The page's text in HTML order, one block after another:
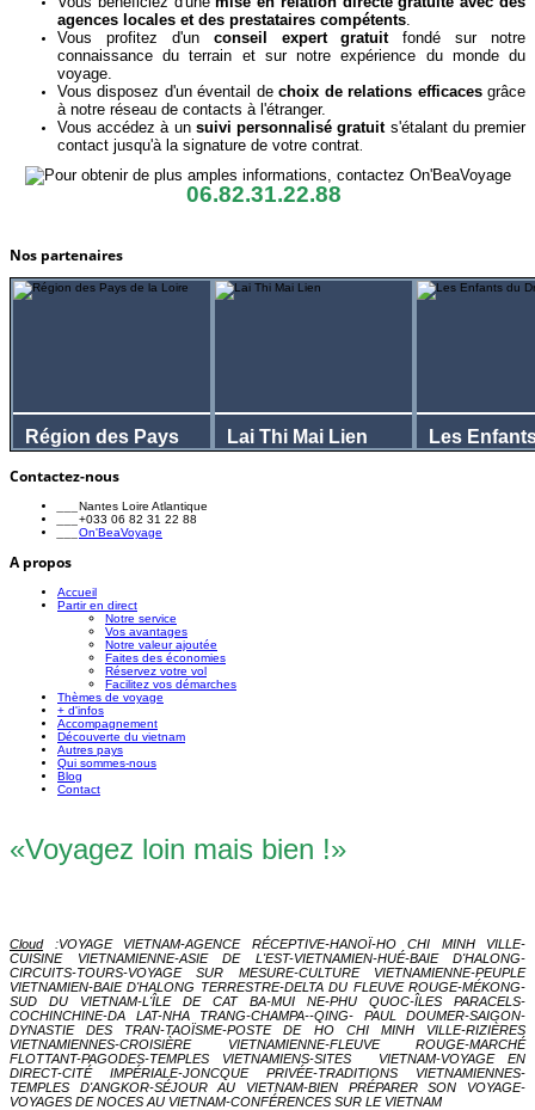
agences locales et des prestataires compétents
Vous profitez d'un conseil expert gratuitfondé sur notre
connaissance du terrain et sur notre expérience du monde du
voyage.
Vous disposez d'un éventail dechoix de relations efficacesgrâce
à notre réseau de contacts à l'étranger.
Vous accédez à un suivi personnalisé gratuits'étalant du premier
contact jusqu'à la signature de votre contrat
06.82.31.22.88
Nos partenaires
Région des Pays
de la Loire
Visitez leur site ...
Lai Thi Mai Lien
Les
Dragon
Contactez-nous
Nantes Loire Atlantique
+033 06 82 31 22 88
On'BeaVoyage
A propos
Accueil
Partir en direct
Notre service
Vos avantages
Notre valeur ajoutée
Faites des économies
Réservez votre vol
Facilitez vos démarches
Thèmes de voyage
+ d'infos
Accompagnement
Découverte du vietnam
Autres pays
Qui sommes-nous
Blog
Contact
«Voyagez loin mais bien !»
Cloud:VOYAGE VIETNAM-AGENCE RÉCEPTIVE-HANOÏ-HO CHI MINH VILLE-
CUISINE VIETNAMIENNE-ASIE DE L'EST-VIETNAMIEN-HUÉ-BAIE D'HALONG-
CIRCUITS-TOURS-VOYAGE SUR MESURE-CULTURE VIETNAMIENNE-PEUPLE
VIETNAMIEN-BAIE D'HALONG TERRESTRE-DELTA DU FLEUVE ROUGE-MÉKONG-
SUD DU VIETNAM-L'ÎLE DE CAT BA-MUI NE-PHU QUOC-ÎLES PARACELS-
COCHINCHINE-DA LAT-NHA TRANG-CHAMPA--QING- PAUL DOUMER-SAIGON-
DYNASTIE DES TRAN-TAOÏSME-POSTE DE HO CHI MINH VILLE-RIZIÈRES
VIETNAMIENNES-CROISIÈRE VIETNAMIENNE-FLEUVE ROUGE-MARCHÉ
FLOTTANT-PAGODES-TEMPLES VIETNAMIENS-SITES VIETNAM-VOYAGE EN
DIRECT-CITÉ IMPÉRIALE-JONCQUE PRIVÉE-TRADITIONS VIETNAMIENNES-
TEMPLES D'ANGKOR-SÉJOUR AU VIETNAM-BIEN PRÉPARER SON VOYAGE-
VOYAGES DE NOCES AU VIETNAM-CONFÉRENCES SUR LE VIETNAM